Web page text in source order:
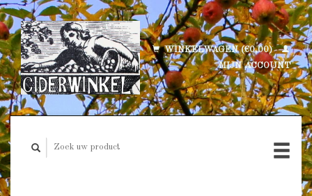
WINKELWAGEN (€0,00)
MIJN ACCOUNT